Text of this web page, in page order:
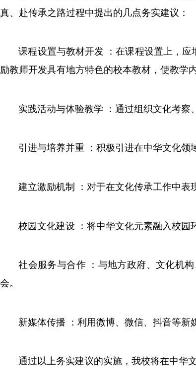
真、赴传承之路过程中提出的几点务实建议：
课程设置与教材开发 ：在课程设置上，
励教师开发具有地方特色的校本教材，使教学
实践活动与体验教学 ：通过组织文化考察
引进与培养并重 ：积极引进在中华文化领
建立激励机制 ：对于在文化传承工作中表
校园文化建设 ：将中华文化元素融入校园
社会服务与合作 ：与地方政府、文化机
会。
新媒体传播 ：利用微博、微信、抖音等新
通过以上务实建议的实施，我校将在中华